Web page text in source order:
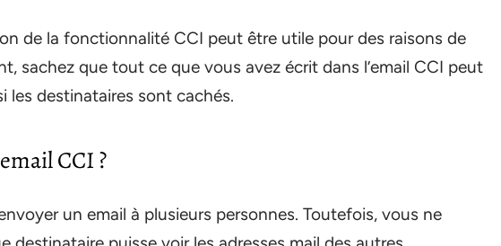
de la fonctionnalité CCI peut être utile pour des raisons de
sachez que tout ce que vous avez écrit dans l’email CCI peut
les destinataires sont cachés.
CCI ?
un email à plusieurs personnes. Toutefois, vous ne